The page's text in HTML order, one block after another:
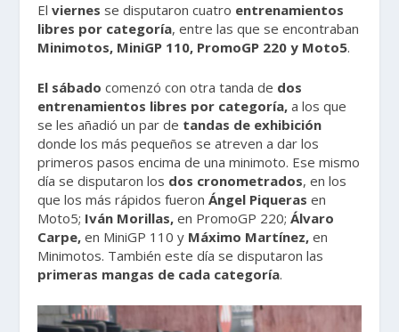
El viernes se disputaron cuatro entrenamientos
libres por categoría, entre las que se encontraban
Minimotos, MiniGP 110, PromoGP 220 y Moto5.
El sábado comenzó con otra tanda de dos
entrenamientos libres por categoría, a los que
se les añadió un par de tandas de exhibición
donde los más pequeños se atreven a dar los
primeros pasos encima de una minimoto. Ese mismo
día se disputaron los dos cronometrados, en los
que los más rápidos fueron Ángel Piqueras en
Moto5; Iván Morillas, en PromoGP 220; Álvaro
Carpe, en MiniGP 110 y Máximo Martínez, en
Minimotos. También este día se disputaron las
primeras mangas de cada categoría.